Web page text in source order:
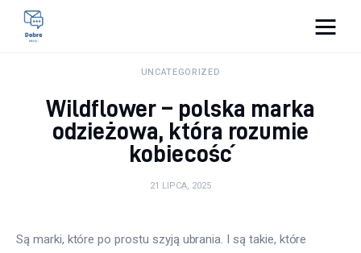
Lifestyle
Kunchnia i kulinaria
UNCATEGORIZED
Wildflower – polska marka
odzieżowa, która rozumie
kobiecość
21 LIPCA, 2025
Są marki, które po prostu szyją ubrania. I są takie, które